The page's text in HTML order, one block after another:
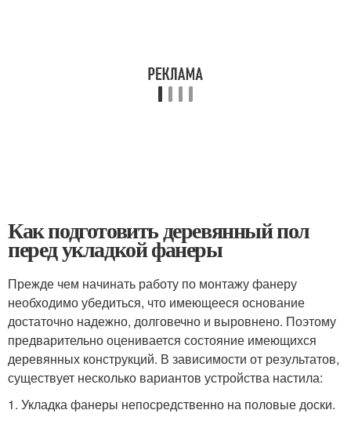
Как подготовить деревянный пол
перед укладкой фанеры
Прежде чем начинать работу по монтажу фанеру
необходимо убедиться, что имеющееся основание
достаточно надежно, долговечно и выровнено. Поэтому
предварительно оценивается состояние имеющихся
деревянных конструкций. В зависимости от результатов,
существует несколько вариантов устройства настила:
1. Укладка фанеры непосредственно на половые доски.